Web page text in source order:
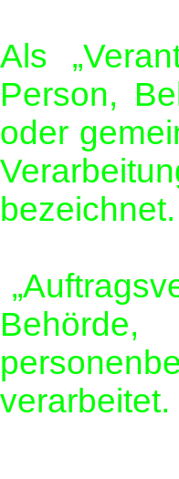
Als
Person,
oder
bezeichnet.
verarbeitet.